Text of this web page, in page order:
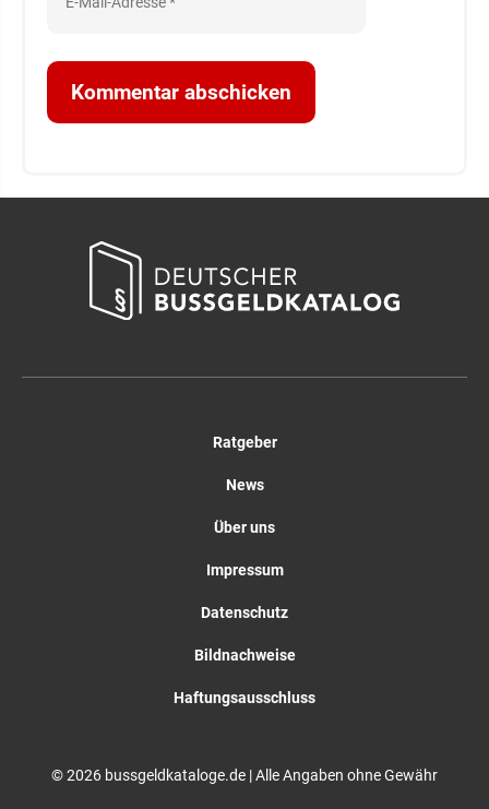
Ratgeber
News
Über uns
Impressum
Datenschutz
Bildnachweise
Haftungsausschluss
© 2026 bussgeldkataloge.de | Alle Angaben ohne Gewähr